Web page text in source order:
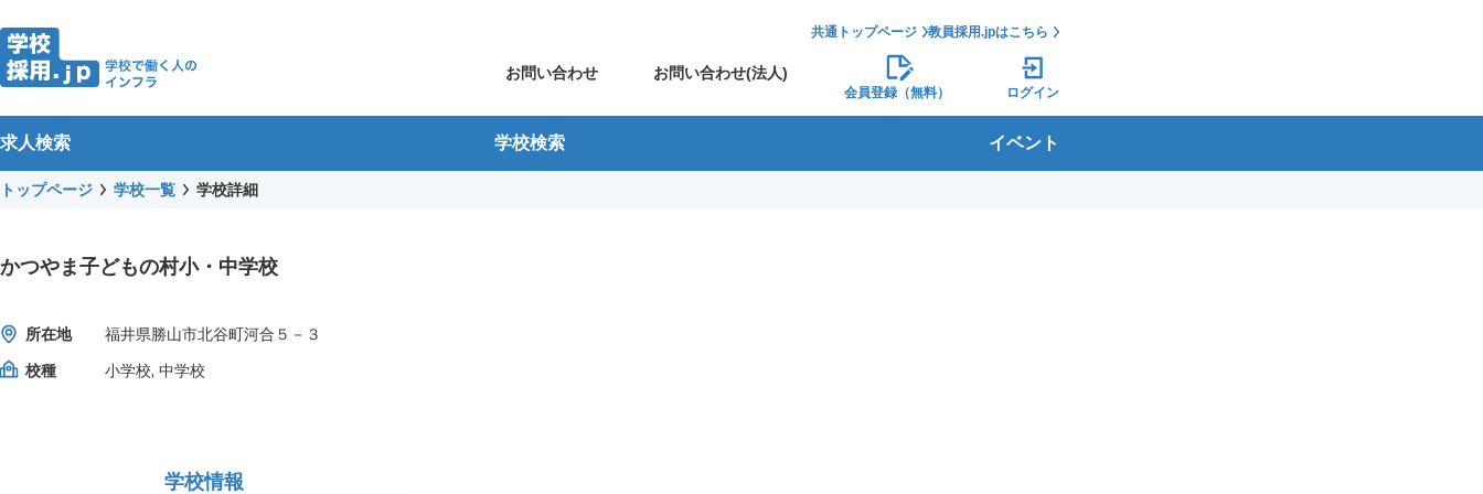
共通トップページ 教員採用.jpはこちら
お問い合わせ お問い合わせ(法人)
会員登録（無料） ログイン
求人検索 学校検索 イベント
トップページ 学校一覧 学校詳細
かつやま子どもの村小・中学校
所在地
福井県勝山市北谷町河合５－３
校種
小学校, 中学校
学校情報